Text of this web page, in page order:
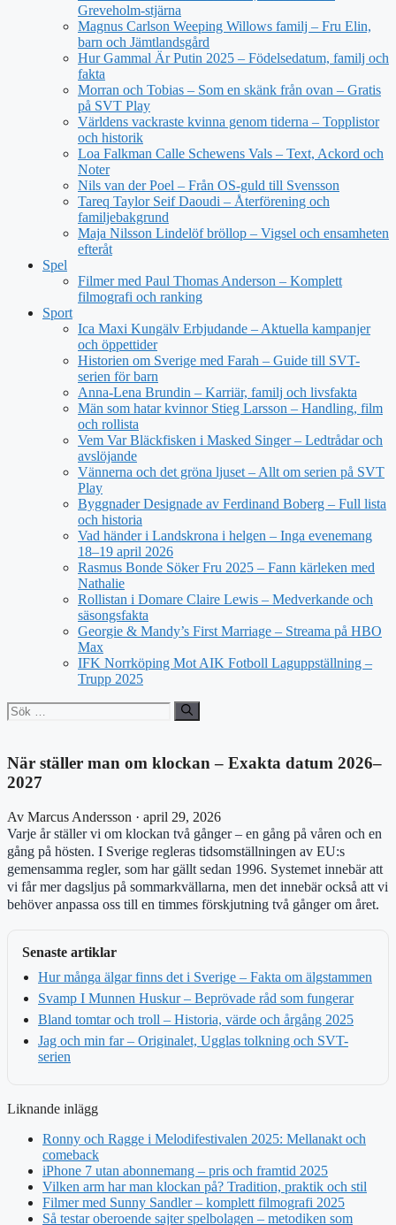
Greveholm-stjärna
Magnus Carlson Weeping Willows familj – Fru Elin,
barn och Jämtlandsgård
Hur Gammal Är Putin 2025 – Födelsedatum, familj och
fakta
Morran och Tobias – Som en skänk från ovan – Gratis
på SVT Play
Världens vackraste kvinna genom tiderna – Topplistor
och historik
Loa Falkman Calle Schewens Vals – Text, Ackord och
Noter
Nils van der Poel – Från OS-guld till Svensson
Tareq Taylor Seif Daoudi – Återförening och
familjebakgrund
Maja Nilsson Lindelöf bröllop – Vigsel och ensamheten
efteråt
Spel
Filmer med Paul Thomas Anderson – Komplett
filmografi och ranking
Sport
Ica Maxi Kungälv Erbjudande – Aktuella kampanjer
och öppettider
Historien om Sverige med Farah – Guide till SVT-
serien för barn
Anna-Lena Brundin – Karriär, familj och livsfakta
Män som hatar kvinnor Stieg Larsson – Handling, film
och rollista
Vem Var Bläckfisken i Masked Singer – Ledtrådar och
avslöjande
Vännerna och det gröna ljuset – Allt om serien på SVT
Play
Byggnader Designade av Ferdinand Boberg – Full lista
och historia
Vad händer i Landskrona i helgen – Inga evenemang
18–19 april 2026
Rasmus Bonde Söker Fru 2025 – Fann kärleken med
Nathalie
Rollistan i Domare Claire Lewis – Medverkande och
säsongsfakta
Georgie & Mandy’s First Marriage – Streama på HBO
Max
IFK Norrköping Mot AIK Fotboll Laguppställning –
Trupp 2025
Sök
efter:
När ställer man om klockan – Exakta datum 2026–
2027
Av Marcus Andersson · april 29, 2026
Varje år ställer vi om klockan två gånger – en gång på våren och en
gång på hösten. I Sverige regleras tidsomställningen av EU:s
gemensamma regler, som har gällt sedan 1996. Systemet innebär att
vi får mer dagsljus på sommarkvällarna, men det innebär också att vi
behöver anpassa oss till en timmes förskjutning två gånger om året.
Senaste artiklar
Hur många älgar finns det i Sverige – Fakta om älgstammen
Svamp I Munnen Huskur – Beprövade råd som fungerar
Bland tomtar och troll – Historia, värde och årgång 2025
Jag och min far – Originalet, Ugglas tolkning och SVT-
serien
Liknande inlägg
Ronny och Ragge i Melodifestivalen 2025: Mellanakt och
comeback
iPhone 7 utan abonnemang – pris och framtid 2025
Vilken arm har man klockan på? Tradition, praktik och stil
Filmer med Sunny Sandler – komplett filmografi 2025
Så testar oberoende sajter spelbolagen – metodiken som